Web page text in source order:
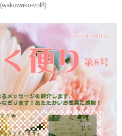
(wakuwaku-vol8)